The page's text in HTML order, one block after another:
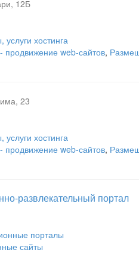
12Б
хостинга
продвижение web-сайтов,
23
хостинга
продвижение web-сайтов,
развлекательный портал
порталы
сайты